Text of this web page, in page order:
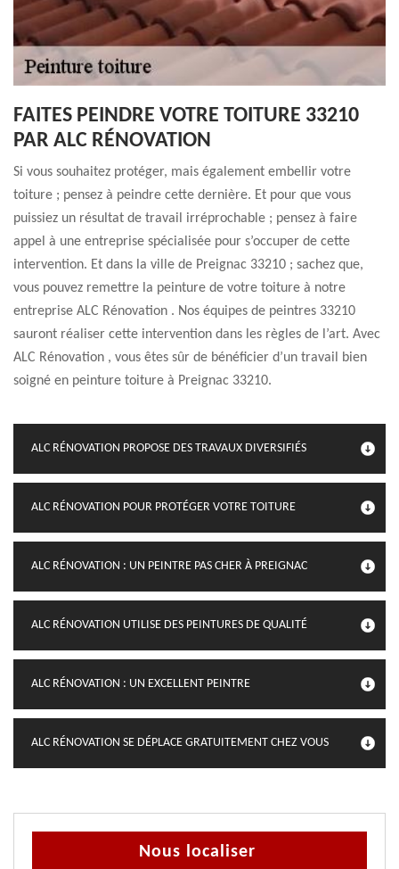
FAITES PEINDRE VOTRE TOITURE 33210
PAR ALC RÉNOVATION
Si vous souhaitez protéger, mais également embellir votre
toiture ; pensez à peindre cette dernière. Et pour que vous
puissiez un résultat de travail irréprochable ; pensez à faire
appel à une entreprise spécialisée pour s’occuper de cette
intervention. Et dans la ville de Preignac 33210 ; sachez que,
vous pouvez remettre la peinture de votre toiture à notre
entreprise ALC Rénovation . Nos équipes de peintres 33210
sauront réaliser cette intervention dans les règles de l’art. Avec
ALC Rénovation , vous êtes sûr de bénéficier d’un travail bien
soigné en peinture toiture à Preignac 33210.
ALC RÉNOVATION PROPOSE DES TRAVAUX DIVERSIFIÉS
ALC RÉNOVATION POUR PROTÉGER VOTRE TOITURE
ALC RÉNOVATION : UN PEINTRE PAS CHER À PREIGNAC
ALC RÉNOVATION UTILISE DES PEINTURES DE QUALITÉ
ALC RÉNOVATION : UN EXCELLENT PEINTRE
ALC RÉNOVATION SE DÉPLACE GRATUITEMENT CHEZ VOUS
Nous localiser